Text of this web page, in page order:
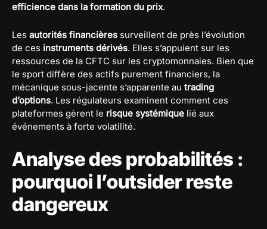
efficience dans la formation du prix.
Les autorités financières surveillent de près l’évolution
de ces instruments dérivés. Elles s’appuient sur les
ressources de la CFTC sur les cryptomonnaies. Bien que
le sport diffère des actifs purement financiers, la
mécanique sous-jacente s’apparente au trading
d’options. Les régulateurs examinent comment ces
plateformes gèrent le risque systémique lié aux
événements à forte volatilité.
Analyse des probabilités :
pourquoi l’outsider reste
dangereux